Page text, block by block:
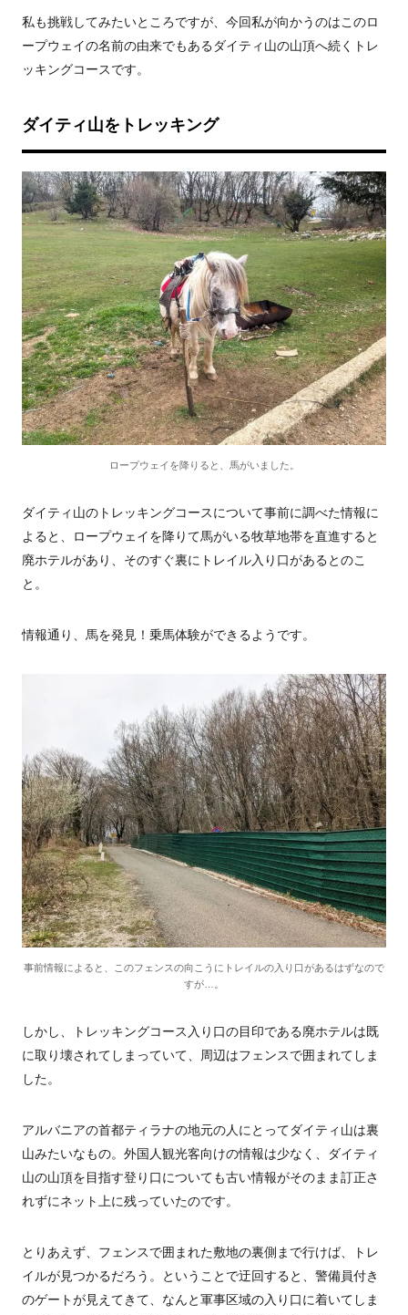
私も挑戦してみたいところですが、今回私が向かうのはこのロ
ープウェイの名前の由来でもあるダイティ山の山頂へ続くトレ
ッキングコースです。
ダイティ山をトレッキング
ロープウェイを降りると、馬がいました。
ダイティ山のトレッキングコースについて事前に調べた情報に
よると、ロープウェイを降りて馬がいる牧草地帯を直進すると
廃ホテルがあり、そのすぐ裏にトレイル入り口があるとのこ
と。
情報通り、馬を発見！乗馬体験ができるようです。
事前情報によると、このフェンスの向こうにトレイルの入り口があるはずなので
すが…。
しかし、トレッキングコース入り口の目印である廃ホテルは既
に取り壊されてしまっていて、周辺はフェンスで囲まれてしま
した。
アルバニアの首都ティラナの地元の人にとってダイティ山は裏
山みたいなもの。外国人観光客向けの情報は少なく、ダイティ
山の山頂を目指す登り口についても古い情報がそのまま訂正さ
れずにネット上に残っていたのです。
とりあえず、フェンスで囲まれた敷地の裏側まで行けば、トレ
イルが見つかるだろう。ということで迂回すると、警備員付き
のゲートが見えてきて、なんと軍事区域の入り口に着いてしま